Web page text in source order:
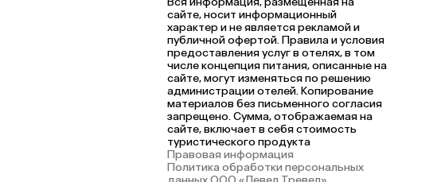
сайте, носит информационный
характер и не является рекламой и
публичной офертой. Правила и условия
предоставления услуг в отелях, в том
числе концепция питания, описанные на
сайте, могут изменяться по решению
администрации отелей. Копирование
материалов без письменного согласия
запрещено. Сумма, отображаемая на
сайте, включает в себя стоимость
туристического продукта
Правовая информация
Политика обработки персональных